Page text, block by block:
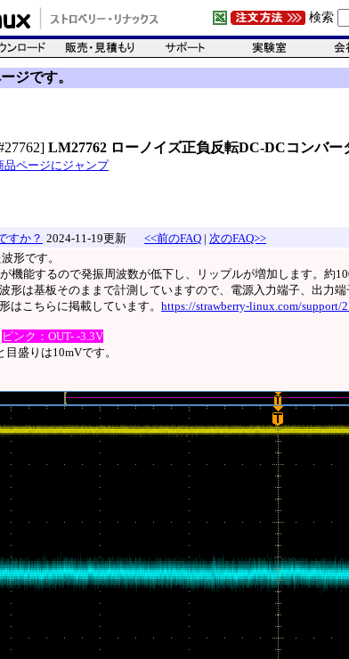
検索
ジです。
LM27762 ローノイズ正負反転DC-DCコンバー
品ページにジャンプ
すか？ 2024-11-19更新 <<前のFAQ | 次のFAQ>>
形です。
機能するので発振周波数が低下し、リップルが増加します。約
形は基板そのままで計測していますので、電源入力端子、出力
はこちらに掲載しています。 https://strawberry-linux.com/support/
ピンク：OUT- -3.3V
盛りは10mVです。